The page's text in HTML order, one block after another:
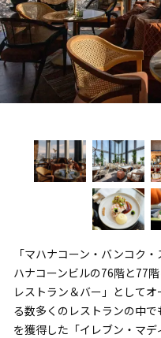
「マハナコーン・バンコク
ハナコーンビルの76階と77
レストラン＆バー」として
る数多くのレストランの中
を獲得した「イレブン・マ